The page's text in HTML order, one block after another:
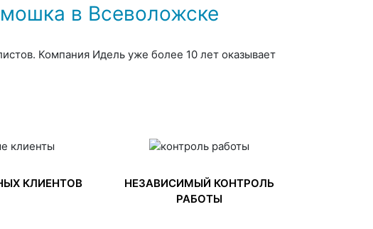
в Всеволожске
Компания Идель уже более 10 лет оказывает
КЛИЕНТОВ
НЕЗАВИСИМЫЙ КОНТРОЛЬ
РАБОТЫ